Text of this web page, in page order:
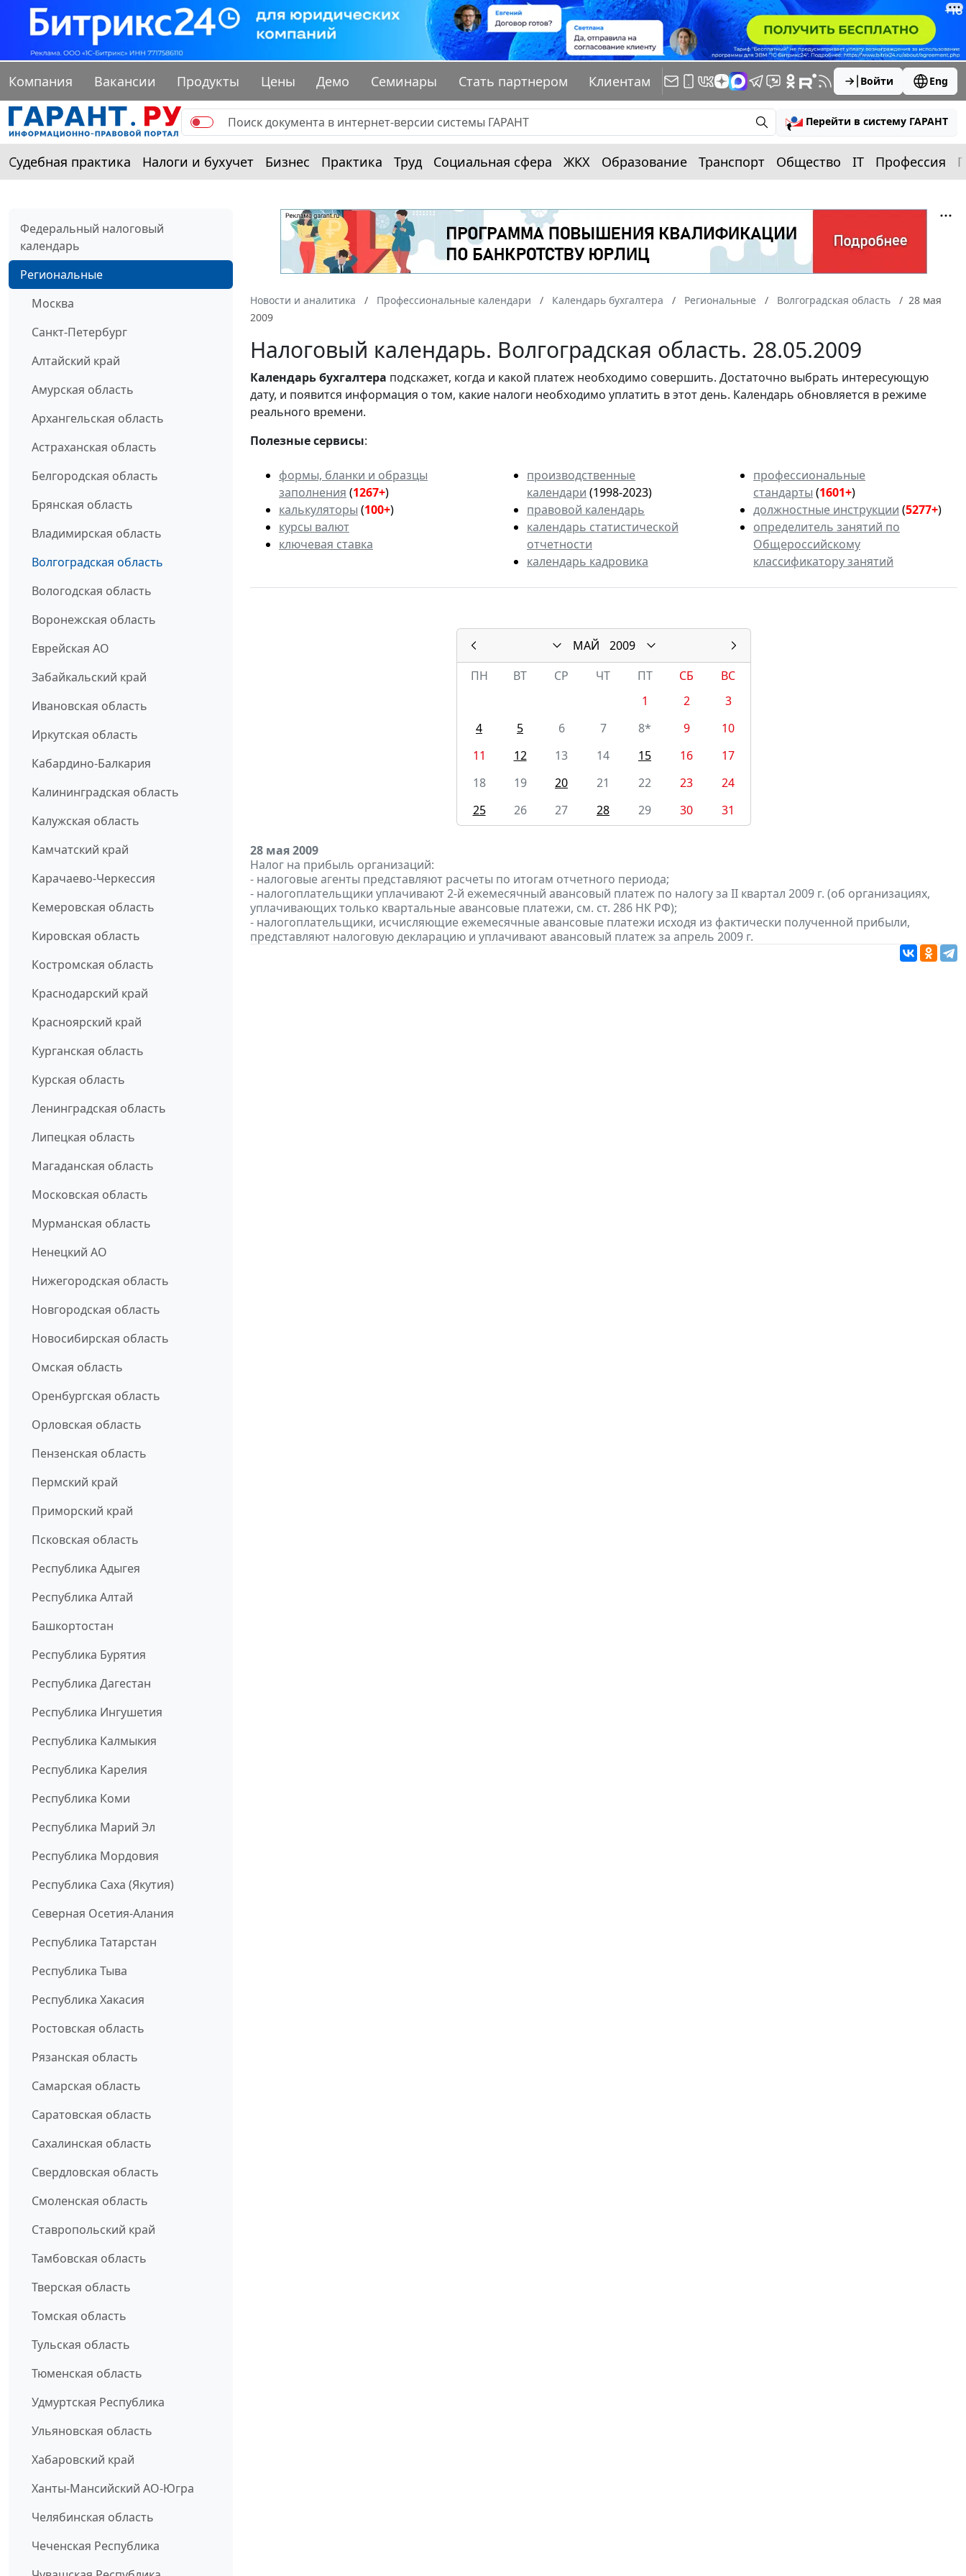
Компания Вакансии Продукты Цены Демо Семинары Стать партнером Клиентам Войти Eng
Перейти в систему ГАРАНТ
Судебная практика Налоги и бухучет Бизнес Практика Труд Социальная сфера ЖКХ Образование Транспорт Общество IT Профессия
Федеральный налоговый
календарь
Региональные
Москва
Санкт-Петербург
Алтайский край
Амурская область
Архангельская область
Астраханская область
Белгородская область
Брянская область
Владимирская область
Волгоградская область
Вологодская область
Воронежская область
Еврейская АО
Забайкальский край
Ивановская область
Иркутская область
Кабардино-Балкария
Калининградская область
Калужская область
Камчатский край
Карачаево-Черкессия
Кемеровская область
Кировская область
Костромская область
Краснодарский край
Красноярский край
Курганская область
Курская область
Ленинградская область
Липецкая область
Магаданская область
Московская область
Мурманская область
Ненецкий АО
Нижегородская область
Новгородская область
Новосибирская область
Омская область
Оренбургская область
Орловская область
Пензенская область
Пермский край
Приморский край
Псковская область
Республика Адыгея
Республика Алтай
Башкортостан
Республика Бурятия
Республика Дагестан
Республика Ингушетия
Республика Калмыкия
Республика Карелия
Республика Коми
Республика Марий Эл
Республика Мордовия
Республика Саха (Якутия)
Северная Осетия-Алания
Республика Татарстан
Республика Тыва
Республика Хакасия
Ростовская область
Рязанская область
Самарская область
Саратовская область
Сахалинская область
Свердловская область
Смоленская область
Ставропольский край
Тамбовская область
Тверская область
Томская область
Тульская область
Тюменская область
Удмуртская Республика
Ульяновская область
Хабаровский край
Ханты-Мансийский АО-Югра
Челябинская область
Чеченская Республика
Новости и аналитика Профессиональные календари Календарь бухгалтера Региональные Волгоградская область
28 мая
2009
Налоговый календарь. Волгоградская область. 28.05.2009
Календарьбухгалтера подскажет, когда и какой платеж необходимо совершить. Достаточно выбрать интересующую
дату, и появится информация о том, какие налоги необходимо уплатить в этот день. Календарь обновляется в режиме
реального времени.
Полезные сервисы:
формы, бланки и образцы
заполнения (1267+)
калькуляторы (100+)
курсы валют
ключевая ставка
производственные
календари (1998-2023)
правовой календарь
календарь статистической
отчетности
календарь кадровика
профессиональные
стандарты (1601+)
должностные инструкции (5277+)
определитель занятий по
Общероссийскому
классификатору занятий
МАЙ
2009
ПН
ВТ СР ЧТ ПТ СБ
ВС
1
2
3
4
5 6 7 8* 9
10
11
12 13 14 15 16
17
18
19 20 21 22 23
24
25
26 27 28 29 30 31
28 мая 2009
Налог на прибыль организаций:
- налоговые агенты представляют расчеты по итогам отчетного периода;
- налогоплательщики уплачивают 2-й ежемесячный авансовый платеж по налогу за II квартал 2009 г. (об организациях,
уплачивающих только квартальные авансовые платежи, см. ст. 286 НК РФ);
- налогоплательщики, исчисляющие ежемесячные авансовые платежи исходя из фактически полученной прибыли,
представляют налоговую декларацию и уплачивают авансовый платеж за апрель 2009 г.